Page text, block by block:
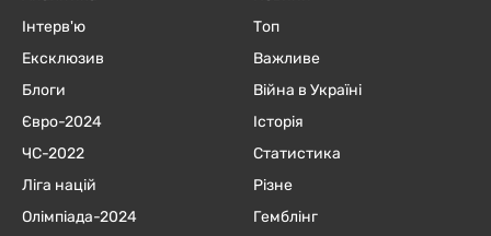
Інтерв'ю
Ексклюзив
Блоги
Євро-2024
ЧC-2022
Ліга націй
Олімпіада-2024
Топ
Важливе
Війна в Україні
Історія
Статистика
Різне
Гемблінг